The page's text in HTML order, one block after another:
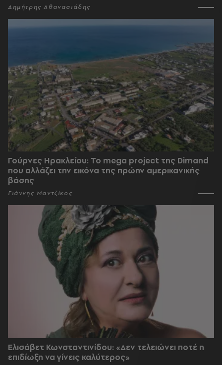
Δημήτρης Αθανασιάδης
Γούρνες Ηρακλείου: To mega project της Dimand
που αλλάζει την εικόνα της πρώην αμερικανικής
βάσης
Γιάννης Μαντζίκος
Ελισάβετ Κωνσταντινίδου: «Δεν τελειώνει ποτέ η
επιδίωξη να γίνεις καλύτερος»